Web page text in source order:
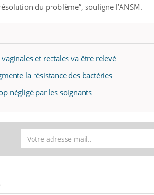
du problème”, souligne l’ANSM.
et rectales va être relevé
la résistance des bactéries
négligé par les soignants